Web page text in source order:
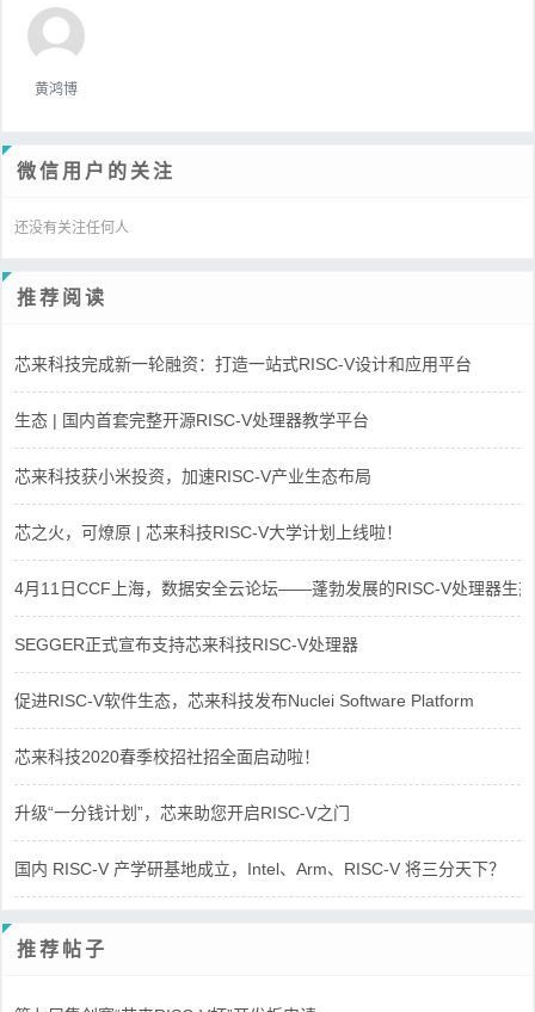
黄鸿博
微信用户的关注
还没有关注任何人
推荐阅读
芯来科技完成新一轮融资：打造一站式RISC-V设计和应用平台
生态 | 国内首套完整开源RISC-V处理器教学平台
芯来科技获小米投资，加速RISC-V产业生态布局
芯之火，可燎原 | 芯来科技RISC-V大学计划上线啦！
4月11日CCF上海，数据安全云论坛——蓬勃发展的RISC-V处理器生态
SEGGER正式宣布支持芯来科技RISC-V处理器
促进RISC-V软件生态，芯来科技发布Nuclei Software Platform
芯来科技2020春季校招社招全面启动啦！
升级“一分钱计划”，芯来助您开启RISC-V之门
国内 RISC-V 产学研基地成立，Intel、Arm、RISC-V 将三分天下？
推荐帖子